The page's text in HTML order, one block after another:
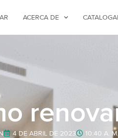
ACERCA DE
4 DE ABRIL DE 2023 10:40 A. M.